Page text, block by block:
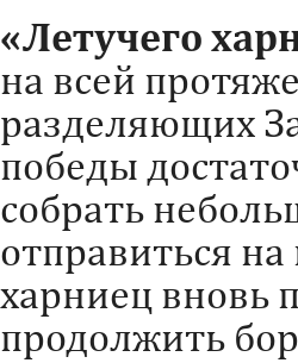
«Летучего
на всей
разделяющих
победы
собрать
отправиться
харниец вновь
продолжить